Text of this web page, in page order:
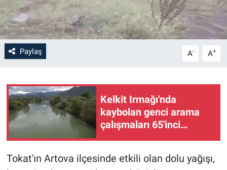
Paylaş A- A+
Kelkit Irmağı'nda
kaybolan genci arama
çalışmaları 65'inci
Tokat'ın Artova ilçesinde etkili olan dolu yağışı,